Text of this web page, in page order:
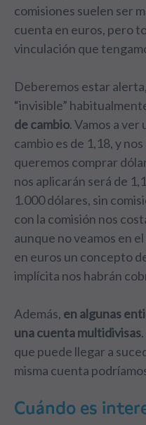
comisiones suelen ser
cuenta en euros, pero
vinculación que
Deberemos estar
“invisible”
de cambio. Vamos a ver
cambio es de 1,18, y
queremos comprar
nos aplicarán será de
1.000 dólares, sin
con la comisión nos
aunque no veamos en
en euros un concepto
implícita nos habrán
Además, en algunas
una cuenta multidivisas
que puede llegar a
misma cuenta
Cuándo es